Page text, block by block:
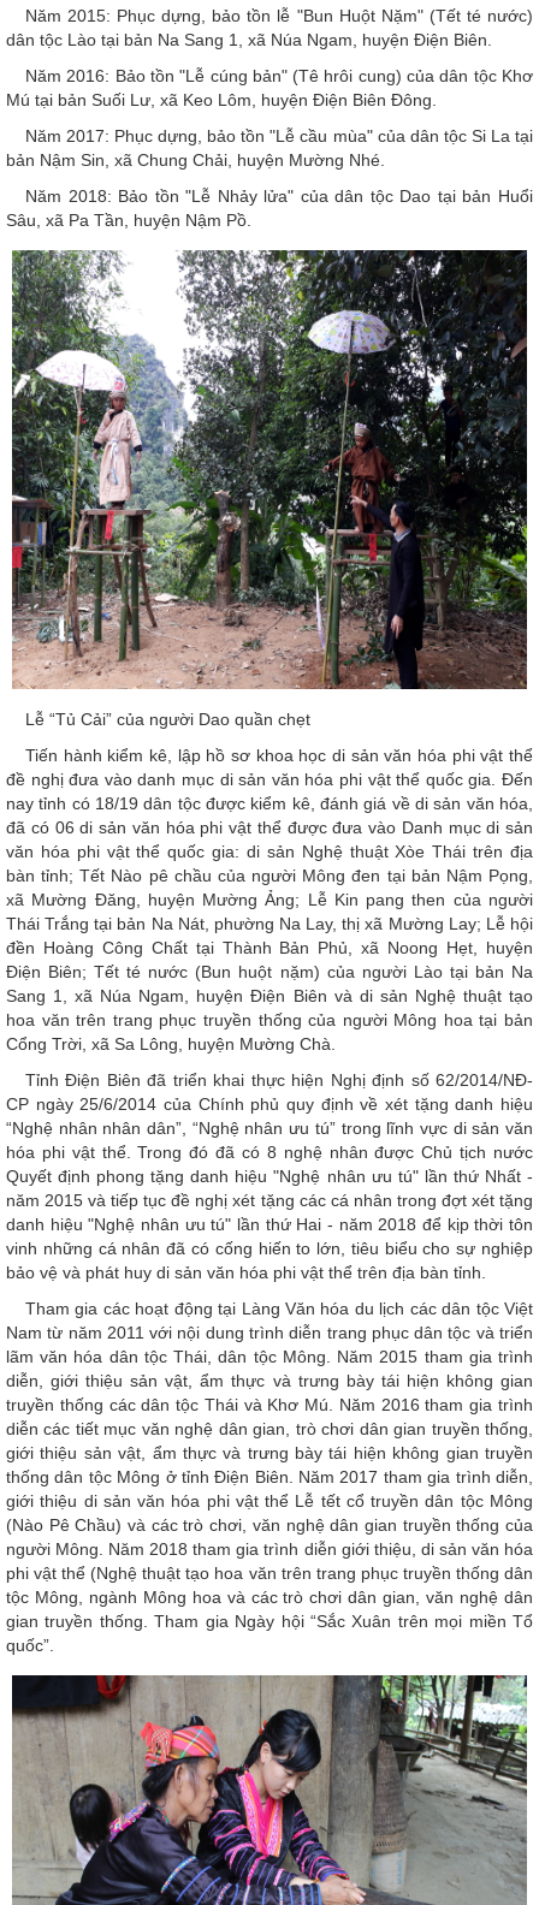
Năm 2015: Phục dựng, bảo tồn lễ "Bun Huột Nặm" (Tết té nước)
dân tộc Lào tại bản Na Sang 1, xã Núa Ngam, huyện Điện Biên.
Năm 2016: Bảo tồn "Lễ cúng bản" (Tê hrôi cung) của dân tộc Khơ
Mú tại bản Suối Lư, xã Keo Lôm, huyện Điện Biên Đông.
Năm 2017: Phục dựng, bảo tồn "Lễ cầu mùa" của dân tộc Si La tại
bản Nậm Sin, xã Chung Chải, huyện Mường Nhé.
Năm 2018: Bảo tồn "Lễ Nhảy lửa" của dân tộc Dao tại bản Huổi
Sâu, xã Pa Tần, huyện Nậm Pồ.
Lễ “Tủ Cải” của người Dao quần chẹt
Tiến hành kiểm kê, lập hồ sơ khoa học di sản văn hóa phi vật thể
đề nghị đưa vào danh mục di sản văn hóa phi vật thể quốc gia. Đến
nay tỉnh có 18/19 dân tộc được kiểm kê, đánh giá về di sản văn hóa,
đã có 06 di sản văn hóa phi vật thể được đưa vào Danh mục di sản
văn hóa phi vật thể quốc gia: di sản Nghệ thuật Xòe Thái trên địa
bàn tỉnh; Tết Nào pê chầu của người Mông đen tại bản Nậm Pọng,
xã Mường Đăng, huyện Mường Ảng; Lễ Kin pang then của người
Thái Trắng tại bản Na Nát, phường Na Lay, thị xã Mường Lay; Lễ hội
đền Hoàng Công Chất tại Thành Bản Phủ, xã Noong Hẹt, huyện
Điện Biên; Tết té nước (Bun huột nặm) của người Lào tại bản Na
Sang 1, xã Núa Ngam, huyện Điện Biên và di sản Nghệ thuật tạo
hoa văn trên trang phục truyền thống của người Mông hoa tại bản
Cổng Trời, xã Sa Lông, huyện Mường Chà.
Tỉnh Điện Biên đã triển khai thực hiện Nghị định số 62/2014/NĐ-
CP ngày 25/6/2014 của Chính phủ quy định về xét tặng danh hiệu
“Nghệ nhân nhân dân”, “Nghệ nhân ưu tú” trong lĩnh vực di sản văn
hóa phi vật thể. Trong đó đã có 8 nghệ nhân được Chủ tịch nước
Quyết định phong tặng danh hiệu "Nghệ nhân ưu tú" lần thứ Nhất -
năm 2015 và tiếp tục đề nghị xét tặng các cá nhân trong đợt xét tặng
danh hiệu "Nghệ nhân ưu tú" lần thứ Hai - năm 2018 để kịp thời tôn
vinh những cá nhân đã có cống hiến to lớn, tiêu biểu cho sự nghiệp
bảo vệ và phát huy di sản văn hóa phi vật thể trên địa bàn tỉnh.
Tham gia các hoạt động tại Làng Văn hóa du lịch các dân tộc Việt
Nam từ năm 2011 với nội dung trình diễn trang phục dân tộc và triển
lãm văn hóa dân tộc Thái, dân tộc Mông. Năm 2015 tham gia trình
diễn, giới thiệu sản vật, ẩm thực và trưng bày tái hiện không gian
truyền thống các dân tộc Thái và Khơ Mú. Năm 2016 tham gia trình
diễn các tiết mục văn nghệ dân gian, trò chơi dân gian truyền thống,
giới thiệu sản vật, ẩm thực và trưng bày tái hiện không gian truyền
thống dân tộc Mông ở tỉnh Điện Biên. Năm 2017 tham gia trình diễn,
giới thiệu di sản văn hóa phi vật thể Lễ tết cổ truyền dân tộc Mông
(Nào Pê Chầu) và các trò chơi, văn nghệ dân gian truyền thống của
người Mông. Năm 2018 tham gia trình diễn giới thiệu, di sản văn hóa
phi vật thể (Nghệ thuật tạo hoa văn trên trang phục truyền thống dân
tộc Mông, ngành Mông hoa và các trò chơi dân gian, văn nghệ dân
gian truyền thống. Tham gia Ngày hội “Sắc Xuân trên mọi miền Tổ
quốc”.